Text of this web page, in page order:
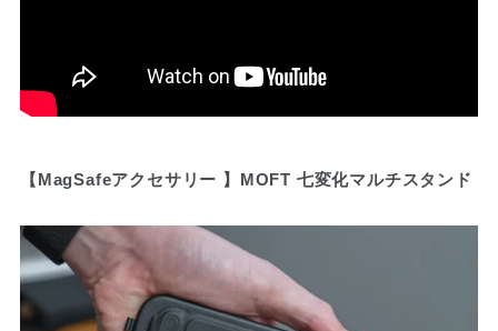
【MagSafeアクセサリー 】MOFT 七変化マルチスタンド